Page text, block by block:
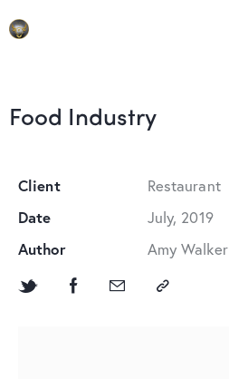
Food Industry
Client
Restaurant
Date
July, 2019
Author
Amy Walker